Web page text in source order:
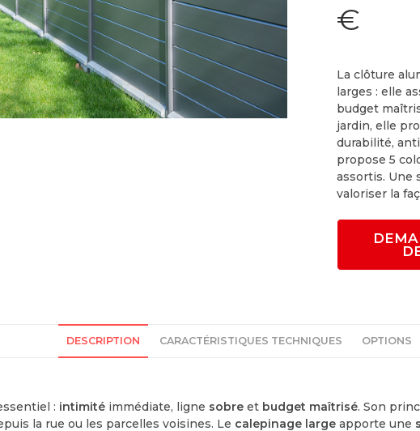
€
La clôture
larges : elle
budget
jardin, elle
durabilité,
propose 5
assortis. Une
valoriser la
DESCRIPTION CARACTÉRISTIQUES TECHNIQUES OPTIONS
: intimité immédiate, ligne sobre et budget maîtrisé. Son
la rue ou les parcelles voisines. Le calepinage large apporte une